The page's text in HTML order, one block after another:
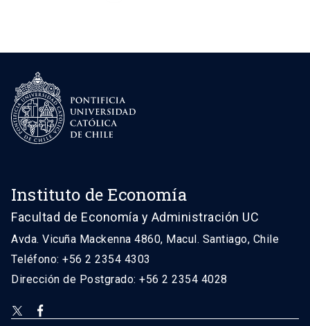
Instituto de Economía
Facultad de Economía y Administración UC
Avda. Vicuña Mackenna 4860, Macul. Santiago, Chile
Teléfono: +56 2 2354 4303
Dirección de Postgrado: +56 2 2354 4028